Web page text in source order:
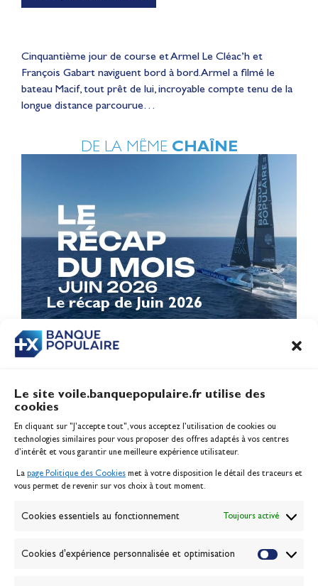
Le site voile.banquepopulaire.fr utilise des
cookies
En cliquant sur "J'accepte tout", vous acceptez l’utilisation de cookies ou
technologies similaires pour vous proposer des offres adaptés à vos centres
d’intérêt et vous garantir une meilleure expérience utilisateur.
La page Politique des Cookies met à votre disposition le détail des traceurs et
vous permet de revenir sur vos choix à tout moment.
Cookies essentiels au fonctionnement Toujours activé
Cookies d'expérience personnalisée et optimisation
Cinquantième jour de course et Armel Le Cléac’h et
François Gabart naviguent bord à bord. Armel a filmé le
bateau Macif, tout prêt de lui, incroyable compte tenu de la
longue distance parcourue…
DE LA MÊME CHAÎNE
Le récap de Juin 2026
Inscription serveur média
Contact
Politique des cookies
Banque de la voile
Passion Voile TV